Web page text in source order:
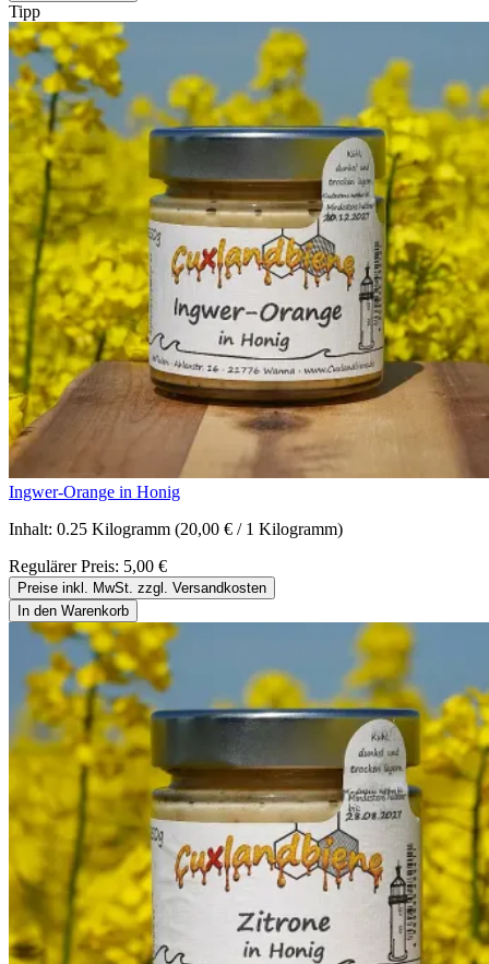
Tipp
Ingwer-Orange in Honig
Inhalt: 0.25 Kilogramm (20,00 € / 1 Kilogramm)
Regulärer Preis: 5,00 €
Preise inkl. MwSt. zzgl. Versandkosten
In den Warenkorb